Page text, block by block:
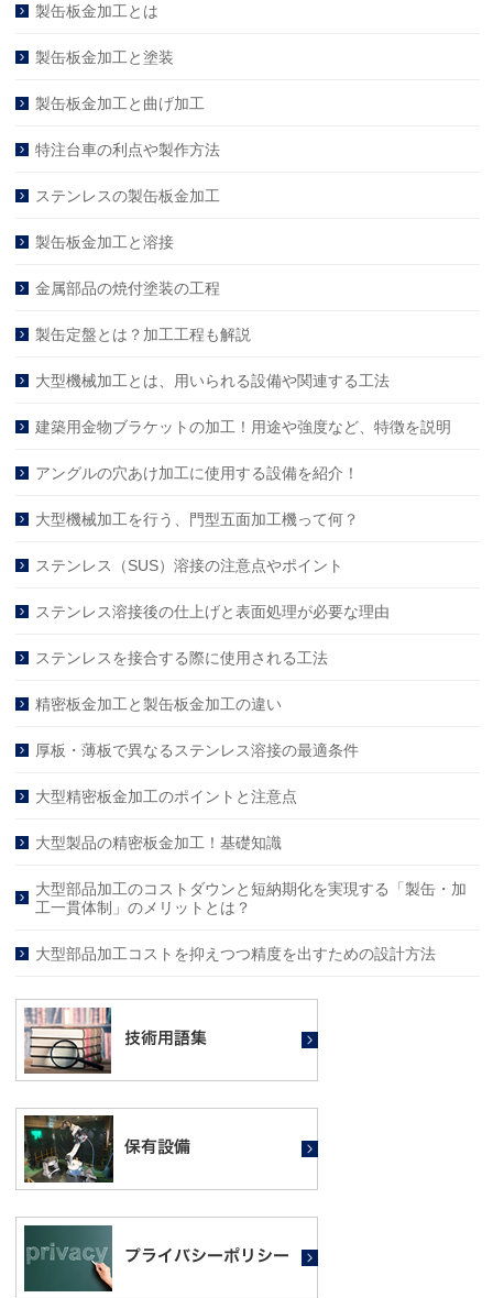
製缶板金加工とは
製缶板金加工と塗装
製缶板金加工と曲げ加工
特注台車の利点や製作方法
ステンレスの製缶板金加工
製缶板金加工と溶接
金属部品の焼付塗装の工程
製缶定盤とは？加工工程も解説
大型機械加工とは、用いられる設備や関連する工法
建築用金物ブラケットの加工！用途や強度など、特徴を説明
アングルの穴あけ加工に使用する設備を紹介！
大型機械加工を行う、門型五面加工機って何？
ステンレス（SUS）溶接の注意点やポイント
ステンレス溶接後の仕上げと表面処理が必要な理由
ステンレスを接合する際に使用される工法
精密板金加工と製缶板金加工の違い
厚板・薄板で異なるステンレス溶接の最適条件
大型精密板金加工のポイントと注意点
大型製品の精密板金加工！基礎知識
大型部品加工のコストダウンと短納期化を実現する「製缶・加
工一貫体制」のメリットとは？
大型部品加工コストを抑えつつ精度を出すための設計方法